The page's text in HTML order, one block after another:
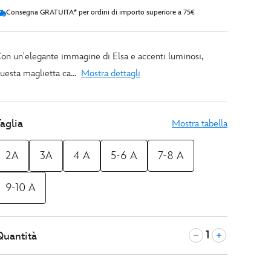
Consegna GRATUITA* per ordini di importo superiore a 75€
un'elegante immagine di Elsa e accenti luminosi,
maglietta ca... Mostra dettagli
Mostra tabella
2A 3A 4 A 5-6 A 7-8 A
9-10 A